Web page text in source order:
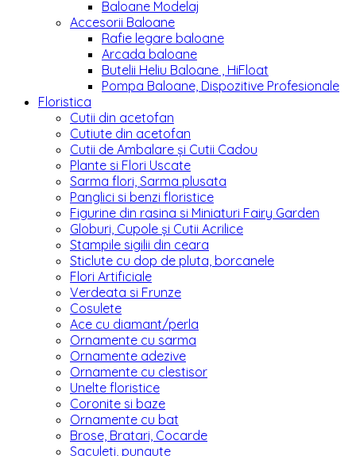
Baloane Modelaj
Accesorii Baloane
Rafie legare baloane
Arcada baloane
Butelii Heliu Baloane , HiFloat
Pompa Baloane, Dispozitive Profesionale
Floristica
Cutii din acetofan
Cutiute din acetofan
Cutii de Ambalare și Cutii Cadou
Plante si Flori Uscate
Sarma flori, Sarma plusata
Panglici si benzi floristice
Figurine din rasina si Miniaturi Fairy Garden
Globuri, Cupole și Cutii Acrilice
Stampile sigilii din ceara
Sticlute cu dop de pluta, borcanele
Flori Artificiale
Verdeata si Frunze
Cosulete
Ace cu diamant/perla
Ornamente cu sarma
Ornamente adezive
Ornamente cu clestisor
Unelte floristice
Coronite si baze
Ornamente cu bat
Brose, Bratari, Cocarde
Saculeti, pungute